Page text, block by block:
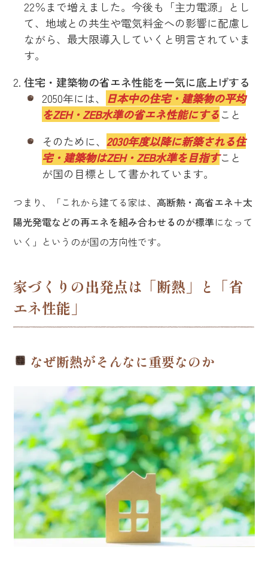
22％まで増えました。今後も「主力電源」とし
て、地域との共生や電気料金への影響に配慮し
ながら、最大限導入していくと明言されていま
す。
住宅・建築物の省エネ性能を一気に底上げする
2050年には、
日本中の住宅・建築物の平均
をZEH・ZEB水準の省エネ性能にすること
そのために、 2030年度以降に新築される住
宅・建築物はZEH・ZEB水準を目指すこと
が国の目標として書かれています。
つまり、「これから建てる家は、 高断熱・高省エネ＋太
陽光発電などの再エネを組み合わせるのが標準になって
いく」というのが国の方向性です。
家づくりの出発点は「断熱」と「省
エネ性能」
なぜ断熱がそんなに重要なのか